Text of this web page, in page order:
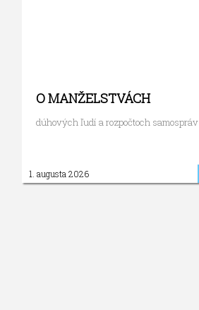
O MANŽELSTVÁCH
dúhových ľudí a rozpočtoch samospráv
1. augusta 2026